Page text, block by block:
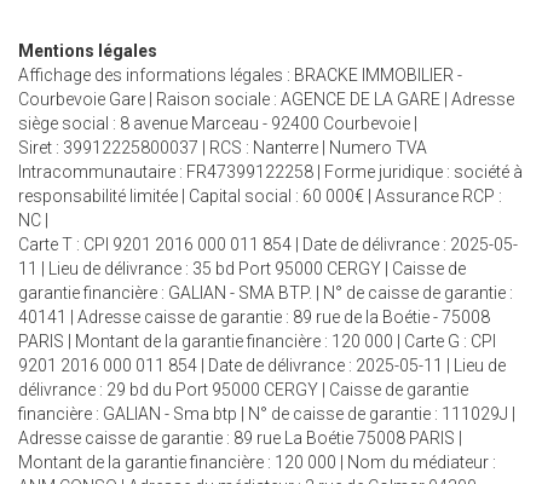
Mentions légales
Affichage des informations légales : BRACKE IMMOBILIER -
Courbevoie Gare | Raison sociale : AGENCE DE LA GARE | Adresse
siège social : 8 avenue Marceau - 92400 Courbevoie |
Siret : 39912225800037 | RCS : Nanterre | Numero TVA
Intracommunautaire : FR47399122258 | Forme juridique : société à
responsabilité limitée | Capital social : 60 000€ | Assurance RCP :
NC |
Carte T : CPI 9201 2016 000 011 854 | Date de délivrance : 2025-05-
11 | Lieu de délivrance : 35 bd Port 95000 CERGY | Caisse de
garantie financière : GALIAN - SMA BTP. | N° de caisse de garantie :
40141 | Adresse caisse de garantie : 89 rue de la Boétie - 75008
PARIS | Montant de la garantie financière : 120 000 | Carte G : CPI
9201 2016 000 011 854 | Date de délivrance : 2025-05-11 | Lieu de
délivrance : 29 bd du Port 95000 CERGY | Caisse de garantie
financière : GALIAN - Sma btp | N° de caisse de garantie : 111029J |
Adresse caisse de garantie : 89 rue La Boétie 75008 PARIS |
Montant de la garantie financière : 120 000 | Nom du médiateur :